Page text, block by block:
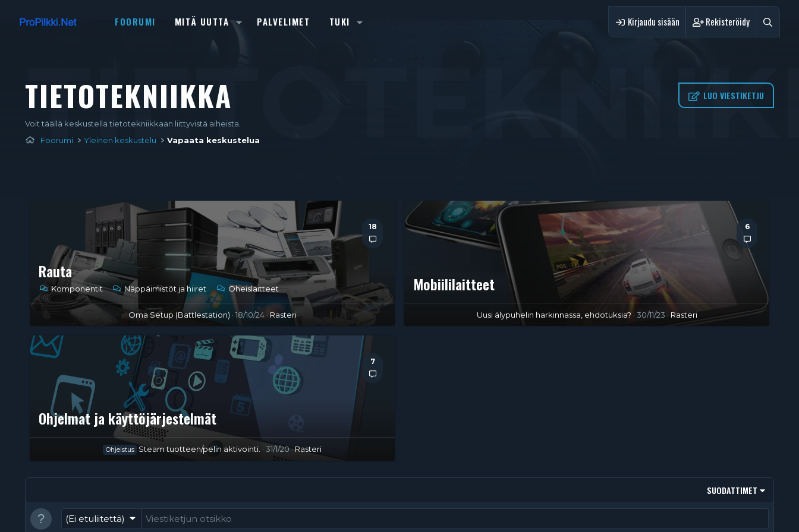
FOORUMI MITÄ UUTTA PALVELIMET TUKI Kirjaudu sisään Rekisteröidy
TIETOTEKNIIKKA LUO VIESTIKETJU
Voit täällä keskustella tietotekniikkaan liittyvistä aiheista.
Foorumi
Yleinen keskustelu Vapaata keskustelua
Rauta
Komponentit Näppäimistöt ja hiiret Oheislaitteet
18
Oma Setup (Battlestation) 18/10/24 Rasteri
Mobiililaitteet
6
Uusi älypuhelin harkinnassa, ehdotuksia? 30/11/23 Rasteri
Ohjelmat ja käyttöjärjestelmät
7
Ohjeistus Steam tuotteen/pelin aktivointi. 31/1/20 Rasteri
SUODATTIMET
(Ei etuliitettä)